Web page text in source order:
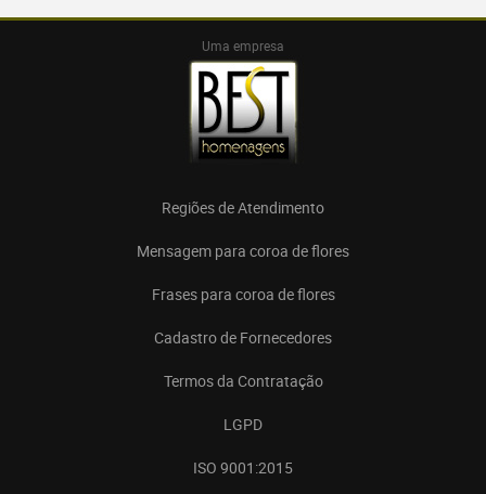
Uma empresa
Regiões de Atendimento
Mensagem para coroa de flores
Frases para coroa de flores
Cadastro de Fornecedores
Termos da Contratação
LGPD
ISO 9001:2015